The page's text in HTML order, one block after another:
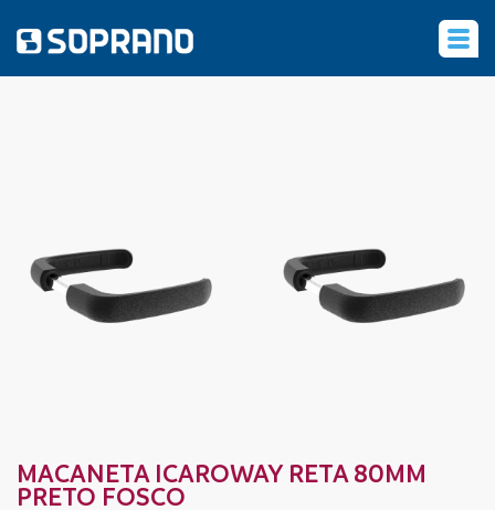
MACANETA ICAROWAY RETA 80MM
PRETO FOSCO